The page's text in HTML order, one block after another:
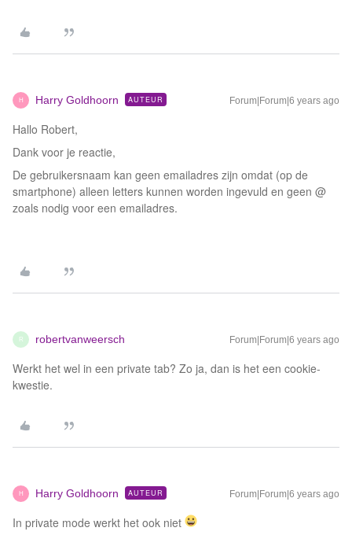
H Harry Goldhoorn AUTEUR Forum|Forum|6 years ago
Hallo Robert,
Dank voor je reactie,
De gebruikersnaam kan geen emailadres zijn omdat (op de
smartphone) alleen letters kunnen worden ingevuld en geen @
zoals nodig voor een emailadres.
R robertvanweersch Forum|Forum|6 years ago
Werkt het wel in een private tab? Zo ja, dan is het een cookie-
kwestie.
H Harry Goldhoorn AUTEUR Forum|Forum|6 years ago
In private mode werkt het ook niet